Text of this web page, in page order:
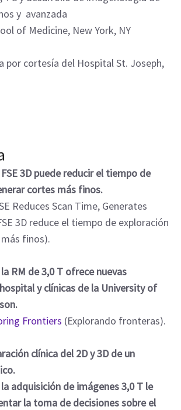
y avanzada
of Medicine, New York, NY
por cortesía del Hospital St. Joseph,
3D puede reducir el tiempo de
cortes más finos.
Reduces Scan Time, Generates
3D reduce el tiempo de exploración
finos).
RM de 3,0 T ofrece nuevas
y clínicas de la University of
Frontiers (Explorando fronteras).
clínica del 2D y 3D de un
adquisición de imágenes 3,0 T le
la toma de decisiones sobre el